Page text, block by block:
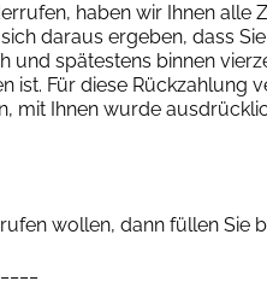
haben wir Ihnen
daraus ergeben, dass
und spätestens binnen
ist. Für diese
mit Ihnen wurde
wollen, dann füllen Sie